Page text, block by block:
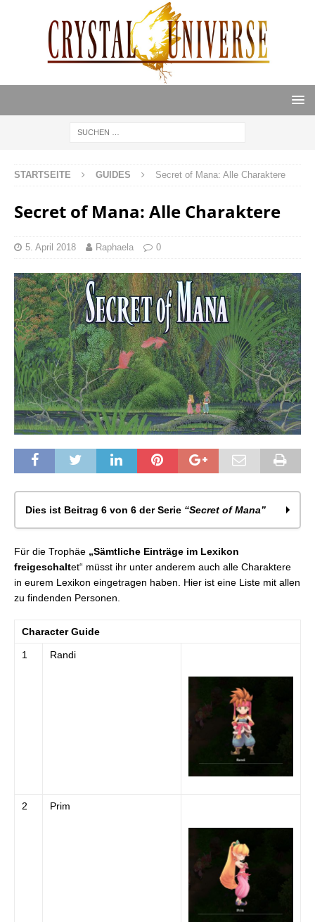
STARTSEITE GUIDES Secret of Mana: Alle Charaktere
Secret of Mana: Alle Charaktere
5. April 2018 Raphaela 0
Dies ist Beitrag 6 von 6 der Serie “Secret of Mana”
Secret of Mana: Ausrüstung – Arme
Secret of Mana: Monsterliste
Secret of Mana: Alle Orte – Flämmchen
Secret of Mana: Ausrüstung – Oberkörper
Für die Trophäe „Sämtliche Einträge im Lexikon
freigeschaltet“ müsst ihr unter anderem auch alle Charaktere
in eurem Lexikon eingetragen haben. Hier ist eine Liste mit allen
zu findenden Personen.
Character Guide
1 Randi
2 Prim